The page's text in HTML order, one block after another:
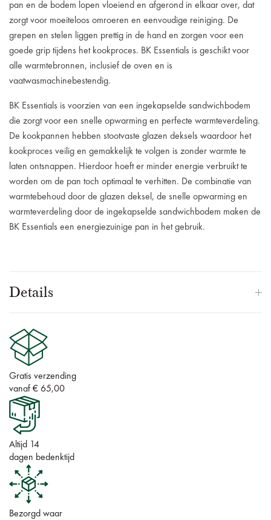
pan en de bodem lopen vloeiend en afgerond in elkaar over, dat
zorgt voor moeiteloos omroeren en eenvoudige reiniging. De
grepen en stelen liggen prettig in de hand en zorgen voor een
goede grip tijdens het kookproces. BK Essentials is geschikt voor
alle warmtebronnen, inclusief de oven en is
vaatwasmachinebestendig.
BK Essentials is voorzien van een ingekapselde sandwichbodem
die zorgt voor een snelle opwarming en perfecte warmteverdeling.
De kookpannen hebben stootvaste glazen deksels waardoor het
kookproces veilig en gemakkelijk te volgen is zonder warmte te
laten ontsnappen. Hierdoor hoeft er minder energie verbruikt te
worden om de pan toch optimaal te verhitten. De combinatie van
warmtebehoud door de glazen deksel, de snelle opwarming en
warmteverdeling door de ingekapselde sandwichbodem maken de
BK Essentials een energiezuinige pan in het gebruik.
Details
Gratis verzending
vanaf € 65,00
Altijd 14
dagen bedenktijd
Bezorgd waar